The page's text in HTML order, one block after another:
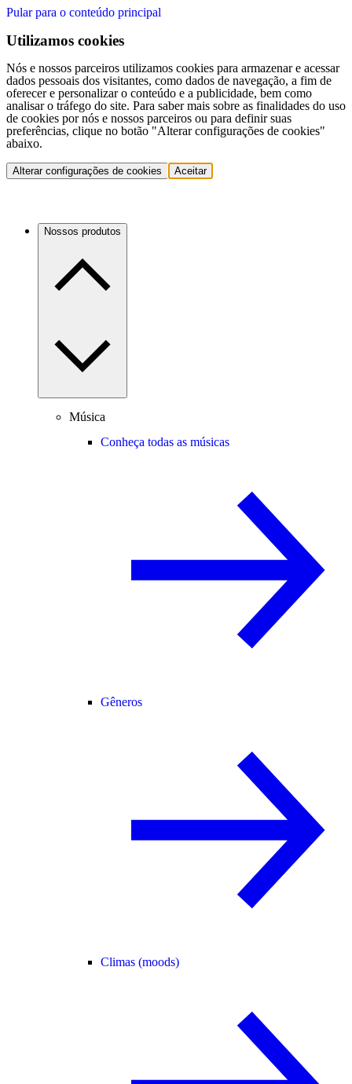
Pular para o conteúdo principal
Utilizamos cookies
Nós e nossos parceiros utilizamos cookies para armazenar e acessar
dados pessoais dos visitantes, como dados de navegação, a fim de
oferecer e personalizar o conteúdo e a publicidade, bem como
analisar o tráfego do site. Para saber mais sobre as finalidades do uso
de cookies por nós e nossos parceiros ou para definir suas
preferências, clique no botão "Alterar configurações de cookies"
abaixo.
Alterar configurações de cookies Aceitar
Nossos produtos
Música
Conheça todas as músicas
Gêneros
Climas (moods)